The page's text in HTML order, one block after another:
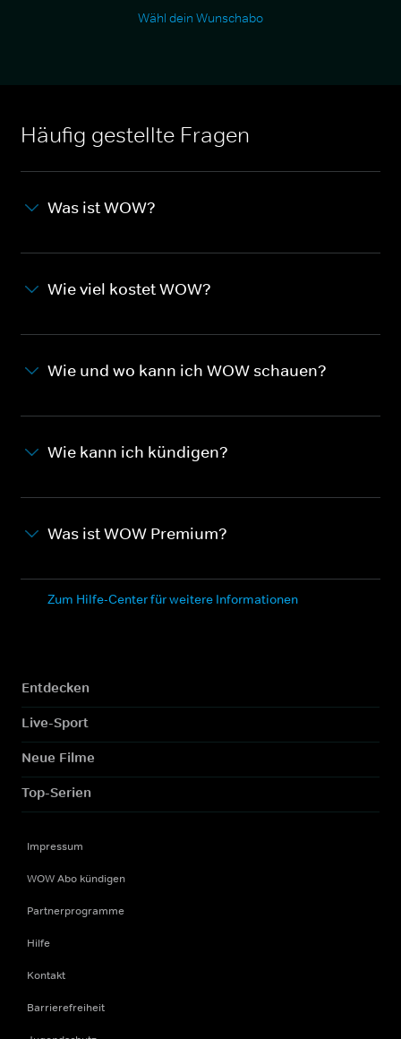
Wähl dein Wunschabo
Häufig gestellte Fragen
Was ist WOW?
Wie viel kostet WOW?
Wie und wo kann ich WOW schauen?
Wie kann ich kündigen?
Was ist WOW Premium?
Zum Hilfe-Center für weitere Informationen
Entdecken
Live-Sport
Neue Filme
Top-Serien
Impressum
WOW Abo kündigen
Partnerprogramme
Hilfe
Kontakt
Barrierefreiheit